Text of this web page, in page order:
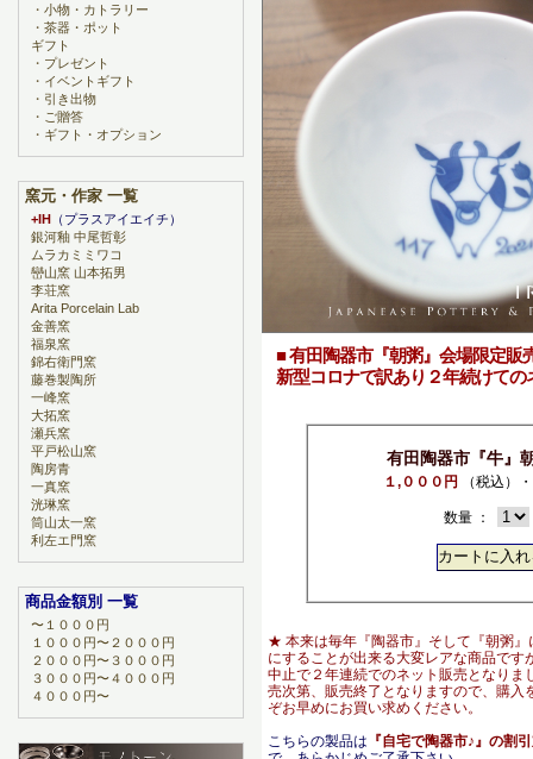
■ 有田陶器市『朝粥』会場限定販
新型コロナで訳あり２年続けての
有田陶器市『牛』
１,０００円 （税込）
数量 ：
★ 本来は毎年『陶器市』そして『朝粥』
にすることが出来る大変レアな商品です
中止で２年連続でのネット販売となりま
売次第、販売終了となりますので、購入
ぞお早めにお買い求めください。
こちらの製品は 『自宅で陶器市♪』の割
・ 小物・カトラリー
・ 茶器・ポット
ギフト
・ プレゼント
・ イベントギフト
・ 引き出物
・ ご贈答
・ ギフト・オプション
窯元・作家 一覧
+IH （プラスアイエイチ）
銀河釉 中尾哲彰
ムラカミミワコ
巒山窯 山本拓男
李荘窯
Arita Porcelain Lab
金善窯
福泉窯
錦右衛門窯
藤巻製陶所
一峰窯
大拓窯
瀬兵窯
平戸松山窯
陶房青
一真窯
洸琳窯
筒山太一窯
利左エ門窯
商品金額別 一覧
〜１０００円
１０００円〜２０００円
２０００円〜３０００円
３０００円〜４０００円
４０００円〜